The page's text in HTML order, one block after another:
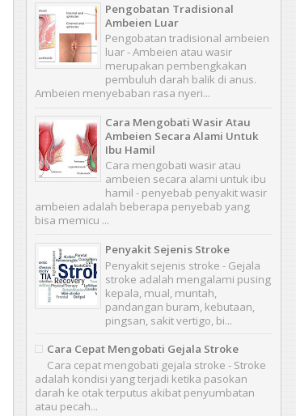
Pengobatan Tradisional
Ambeien Luar
Pengobatan tradisional ambeien
luar - Ambeien atau wasir
merupakan pembengkakan
pembuluh darah balik di anus.
Ambeien menyebaban rasa nyeri...
Cara Mengobati Wasir Atau
Ambeien Secara Alami Untuk
Ibu Hamil
Cara mengobati wasir atau
ambeien secara alami untuk ibu
hamil - penyebab penyakit wasir
ambeien adalah beberapa penyebab yang
bisa memicu ...
Penyakit Sejenis Stroke
Penyakit sejenis stroke - Gejala
stroke adalah mengalami pusing
kepala, mual, muntah,
pandangan buram, kebutaan,
pingsan, sakit vertigo, bi...
Cara Cepat Mengobati Gejala Stroke
Cara cepat mengobati gejala stroke - Stroke
adalah kondisi yang terjadi ketika pasokan
darah ke otak terputus akibat penyumbatan
atau pecah...